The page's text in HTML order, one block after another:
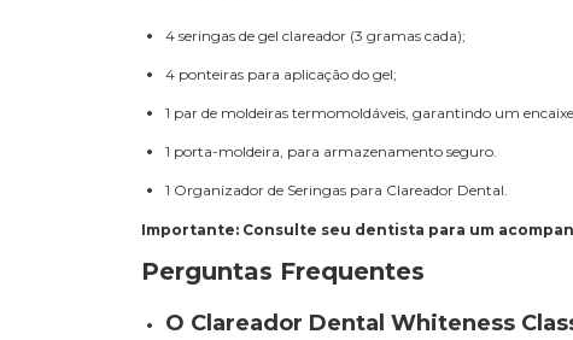
4 seringas de gel clareador (3 gramas cada);
4 ponteiras para aplicação do gel;
1 par de moldeiras termomoldáveis , garantindo um
1 porta-moldeira, para armazenamento seguro.
1 Organizador de Seringas para Clareador Dental.
Importante: Consulte seu dentista para um
Perguntas Frequentes
O Clareador Dental Whiteness